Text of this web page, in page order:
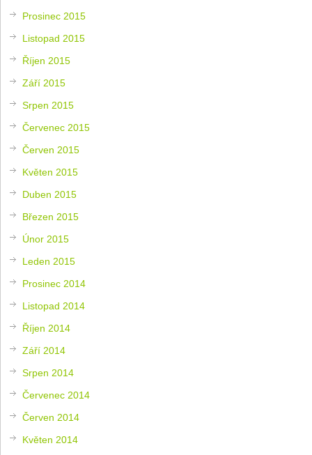
Prosinec 2015
Listopad 2015
Říjen 2015
Září 2015
Srpen 2015
Červenec 2015
Červen 2015
Květen 2015
Duben 2015
Březen 2015
Únor 2015
Leden 2015
Prosinec 2014
Listopad 2014
Říjen 2014
Září 2014
Srpen 2014
Červenec 2014
Červen 2014
Květen 2014